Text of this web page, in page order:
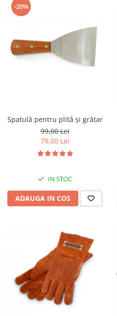
-20%
Spatulă pentru plită și grătar
99,00 Lei
79,00 Lei
IN STOC
ADAUGA IN COS